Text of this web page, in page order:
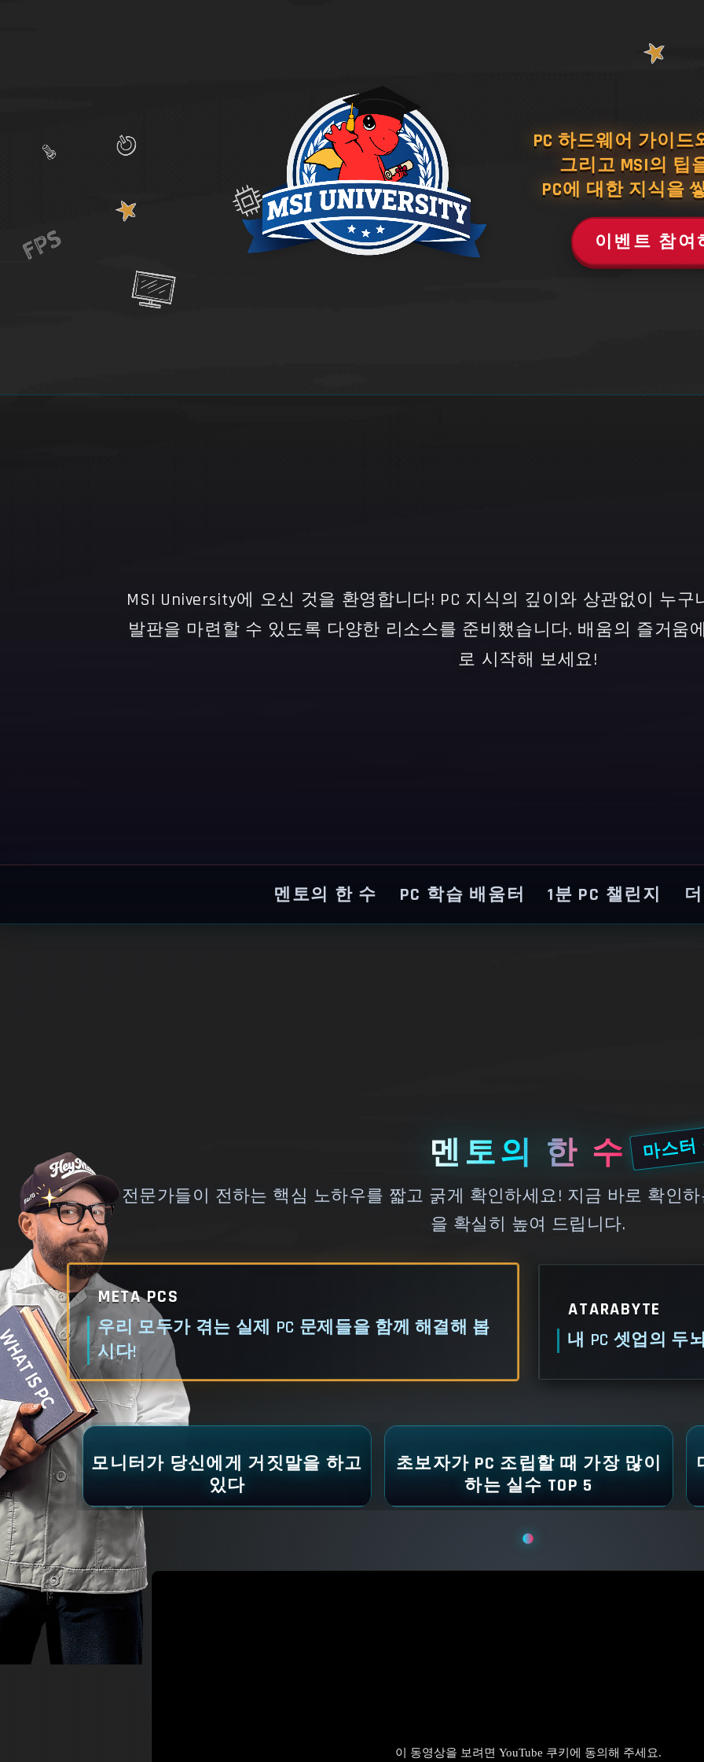
PC 하드웨어 가이드
그리고 MSI의 팁
PC에 대한 지식을
이벤트 참여
MSI University에 오신 것을 환영합니다! PC 지식의 깊이와 상관없이 누
발판을 마련할 수 있도록 다양한 리소스를 준비했습니다. 배움의 즐거움
로 시작해 보세요!
멘토의 한 수 PC 학습 배움터 1분 PC 챌린지
멘토의 한 수 마스
전문가들이 전하는 핵심 노하우를 짧고 굵게 확인하세요! 지금 바로 확인
을 확실히 높여 드립니다.
META PCS
우리 모두가 겪는 실제 PC 문제들을 함께 해결해 봅
시다!
ATARABYTE
내 PC 셋업의 두
모니터가 당신에게 거짓말을 하고
있다
초보자가 PC 조립할 때 가장 많이
하는 실수 TOP 5
이 동영상을 보려면 YouTube 쿠키에 동의해 주세요.